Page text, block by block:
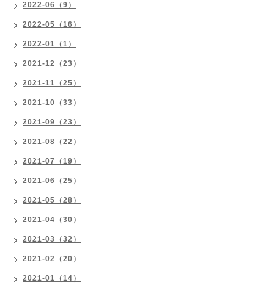
2022-06（9）
2022-05（16）
2022-01（1）
2021-12（23）
2021-11（25）
2021-10（33）
2021-09（23）
2021-08（22）
2021-07（19）
2021-06（25）
2021-05（28）
2021-04（30）
2021-03（32）
2021-02（20）
2021-01（14）